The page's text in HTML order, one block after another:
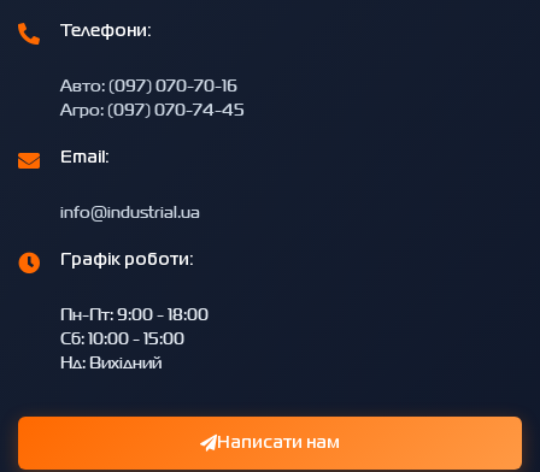
Телефони:
Авто: (097) 070-70-16
Агро: (097) 070-74-45
Email:
info@industrial.ua
Графік роботи:
Пн-Пт: 9:00 - 18:00
Сб: 10:00 - 15:00
Нд: Вихідний
Написати нам